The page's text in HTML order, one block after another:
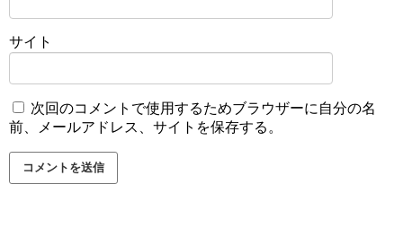
サイト
次回のコメントで使用するためブラウザーに自分の名
前、メールアドレス、サイトを保存する。